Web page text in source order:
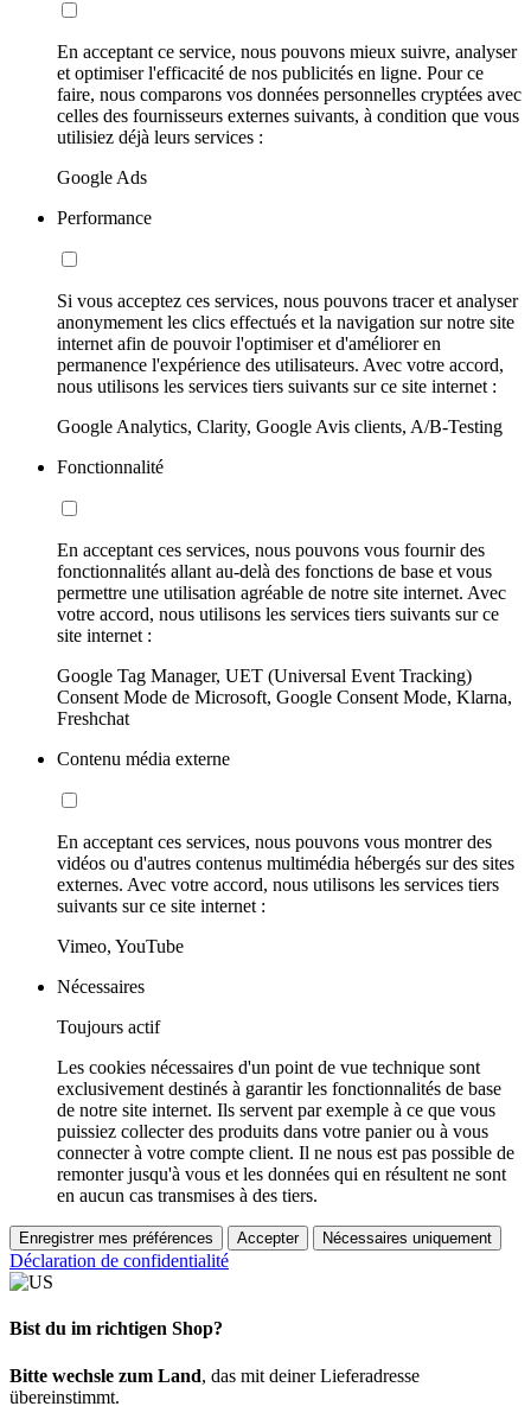
En acceptant ce service, nous pouvons mieux suivre, analyser
et optimiser l'efficacité de nos publicités en ligne. Pour ce
faire, nous comparons vos données personnelles cryptées avec
celles des fournisseurs externes suivants, à condition que vous
utilisiez déjà leurs services :
Google Ads
Performance
Si vous acceptez ces services, nous pouvons tracer et analyser
anonymement les clics effectués et la navigation sur notre site
internet afin de pouvoir l'optimiser et d'améliorer en
permanence l'expérience des utilisateurs. Avec votre accord,
nous utilisons les services tiers suivants sur ce site internet :
Google Analytics, Clarity, Google Avis clients, A/B-Testing
Fonctionnalité
En acceptant ces services, nous pouvons vous fournir des
fonctionnalités allant au-delà des fonctions de base et vous
permettre une utilisation agréable de notre site internet. Avec
votre accord, nous utilisons les services tiers suivants sur ce
site internet :
Google Tag Manager, UET (Universal Event Tracking)
Consent Mode de Microsoft, Google Consent Mode, Klarna,
Freshchat
Contenu média externe
En acceptant ces services, nous pouvons vous montrer des
vidéos ou d'autres contenus multimédia hébergés sur des sites
externes. Avec votre accord, nous utilisons les services tiers
suivants sur ce site internet :
Vimeo, YouTube
Nécessaires
Toujours actif
Les cookies nécessaires d'un point de vue technique sont
exclusivement destinés à garantir les fonctionnalités de base
de notre site internet. Ils servent par exemple à ce que vous
puissiez collecter des produits dans votre panier ou à vous
connecter à votre compte client. Il ne nous est pas possible de
remonter jusqu'à vous et les données qui en résultent ne sont
en aucun cas transmises à des tiers.
Enregistrer mes préférences Accepter Nécessaires uniquement
Déclaration de confidentialité
Bist du im richtigen Shop?
Bitte wechsle zum Land, das mit deiner Lieferadresse
übereinstimmt.